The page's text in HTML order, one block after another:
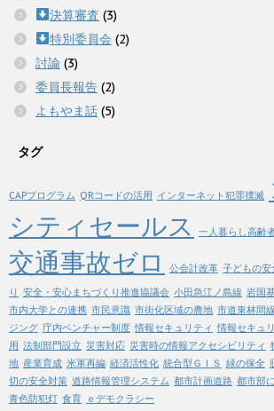
決算審査 (3)
特別委員会 (2)
討論 (3)
委員長報告 (2)
よもやま話 (5)
タグ
CAPプログラム QRコードの活用 インターネット犯罪撲滅
シティセールス
一人暮らし高齢
交通事故ゼロ 公会計改革 子どもの安
り 安全・安心まちづくり推進協議会 小田急江ノ島線 岩国
市内大学との連携 市民意識 市街化区域の農地 市道東林間線
ジング 庁内ベンチャー制度 情報セキュリティ 情報セキュ
用 法制部門設立 災害対応 災害時の情報アクセシビリティ
地 産業育成 米軍再編 経済活性化 統合型ＧＩＳ 緑の保全
切の安全対策 道路情報管理システム 都市計画道路 都市部
青色防犯灯 食育 ｅデモクラシー